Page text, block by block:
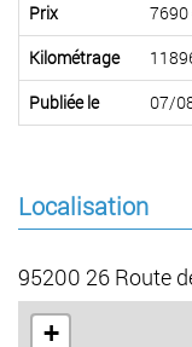
Prix
7690
Kilométrage
Publiée le
07/
Localisation
95200 26 Route
+